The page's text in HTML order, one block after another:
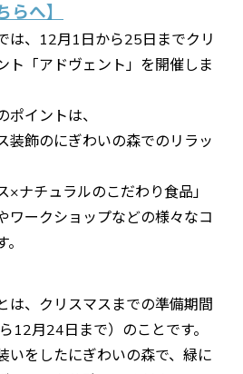
らへ】
は、12月1日から25日までクリ
ト「アドヴェント」を開催しま
ポイントは、
飾のにぎわいの森でのリラッ
ナチュラルのこだわり食品」
ークショップなどの様々なコ
は、クリスマスまでの準備期間
12月24日まで）のことです。
いをしたにぎわいの森で、緑に